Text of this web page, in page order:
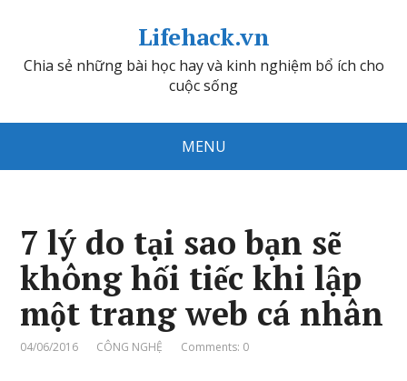
Lifehack.vn
Chia sẻ những bài học hay và kinh nghiệm bổ ích cho
cuộc sống
MENU
7 lý do tại sao bạn sẽ
không hối tiếc khi lập
một trang web cá nhân
04/06/2016 CÔNG NGHỆ Comments: 0